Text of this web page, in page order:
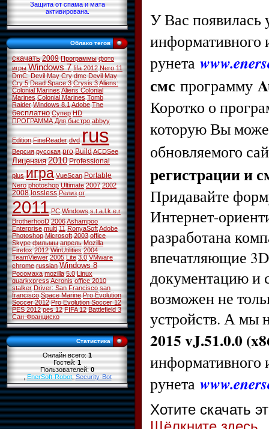
Защита от спама и мата
активирована.
Облако тегов
скачать 2009 Программы фото
игры Windows 7 fifa 2012 Nero 11
DmC: Devil May Cry dmc Devil May
Cry 5 Dead Space 3 Crysis 3Aliens:
Colonial MarinesAliens Colonial
Marines Colonial Marines Tomb
Raider Windows 8.1Adobe The
бесплатно Супер HD
ПРОГРАММА Для быстро abbyy
Edition FineReader dvd rus
Версия русская pro BuildACDSee
Лицензия 2010 Professional
plus игра VueScan Portable
Nero photoshop Ultimate 2007 2002
2008 lossless Релиз от
2011 PC Windows s.t.a.l.k.e.r
BrotherhooD 2006Ashampoo
Enterprise multi 11 RonyaSoftAdobe
Photoshop Microsoft 2003 office
Skype фильмы апрель Mozilla
Firefox 2012 WinUtilities 2004
TeamViewer 2005 Lite 3.0 VMware
chrome russian Windows 8
Росомаха mozilla 5.0 Linux
quarkxpressAcronis office 2010
stalker Driver: San Francisco san
francisco Space Marine Pro Evolution
Soccer 2012 Pro Evolution Soccer 12
PES 2012 pes 12 FIFA 12 Battlefield 3
Сан-Франциско
Статистика
Онлайн всего:1
Гостей:1
Пользователей:0
,EnerSoft-Robot,Security-Bot
У Вас появилась
информативного
рунета
смс программу
Коротко о
которую Вы
обновляемого
регистрации и
Придавайте
Интернет-
разработана
впечатляющие
документацию и
возможен не
устройств. А мы
2015 vJ.51.0.0
информативного
рунета
Хотите скачать